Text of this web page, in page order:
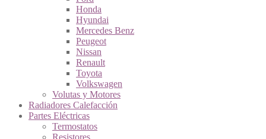
Honda
Hyundai
Mercedes Benz
Peugeot
Nissan
Renault
Toyota
Volkswagen
Volutas y Motores
Radiadores Calefacción
Partes Eléctricas
Termostatos
Resistores